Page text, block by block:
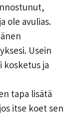
ole avulias.
Usein
kosketus ja
tapa lisätä
itse koet sen